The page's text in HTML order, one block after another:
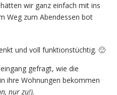
wir ganz einfach mit ins
Weg zum Abendessen bot
und voll funktionstüchtig. 🙂
gefragt, wie die
ihre Wohnungen bekommen
nur zu!).